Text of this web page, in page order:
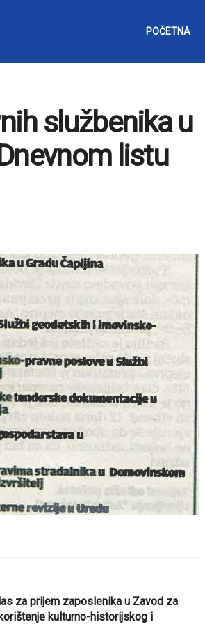
POČETNA
službenika u
listu
za prijem zaposlenika u Zavod za
kulturno-historijskog i